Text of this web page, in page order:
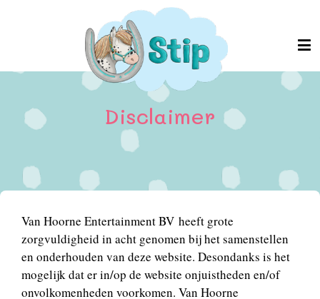
Disclaimer
Van Hoorne Entertainment BV heeft grote
zorgvuldigheid in acht genomen bij het samenstellen
en onderhouden van deze website. Desondanks is het
mogelijk dat er in/op de website onjuistheden en/of
onvolkomenheden voorkomen. Van Hoorne